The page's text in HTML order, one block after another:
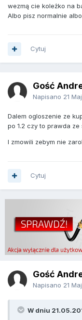
wezmą cie koleżko na
Albo pisz normalnie
Cytuj
Gość
Napisano 21
Dalem ogloszenie ze
po 1.2 czy to prawda
I zmowili zebym nie
Cytuj
Gość
Napisano 21
W dniu